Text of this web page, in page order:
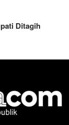
Ditagih